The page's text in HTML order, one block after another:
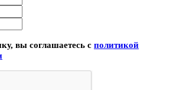
вы соглашаетесь с политикой